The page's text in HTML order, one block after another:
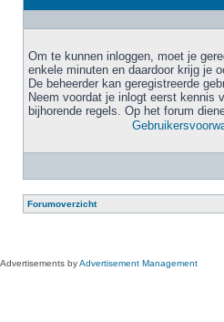
Om te kunnen inloggen, moet je
enkele minuten en daardoor krijg je
De beheerder kan geregistreerde
Neem voordat je inlogt eerst kennis
bijhorende regels. Op het forum
Forumoverzicht
Advertisements byAdvertisement Management